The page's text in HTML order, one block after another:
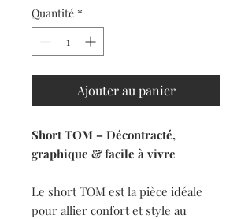
Quantité *
Ajouter au panier
Short TOM – Décontracté,
graphique & facile à vivre
Le short TOM est la pièce idéale
pour allier confort et style au